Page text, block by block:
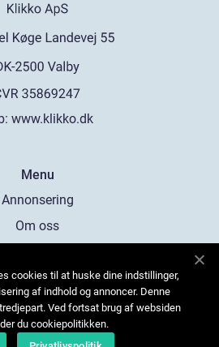
www.klikko.dk
Menu
Annonsering
Om oss
Kontakta oss
Sitemap
cookies til at huske dine indstillinger,
af indhold og annoncer. Denne
Ved fortsat brug af websiden
du cookiepolitikken.